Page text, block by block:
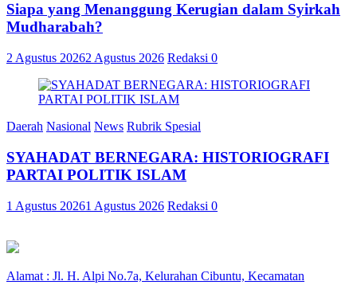
Siapa yang Menanggung Kerugian dalam Syirkah
Mudharabah?
2 Agustus 20262 Agustus 2026 Redaksi 0
Daerah Nasional News Rubrik Spesial
SYAHADAT BERNEGARA: HISTORIOGRAFI
PARTAI POLITIK ISLAM
1 Agustus 20261 Agustus 2026 Redaksi 0
Alamat : Jl. H. Alpi No.7a, Kelurahan Cibuntu, Kecamatan